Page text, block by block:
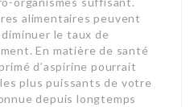
alimentaires peuvent
le taux de
En matière de santé
d’aspirine pourrait
plus puissants de votre
depuis longtemps